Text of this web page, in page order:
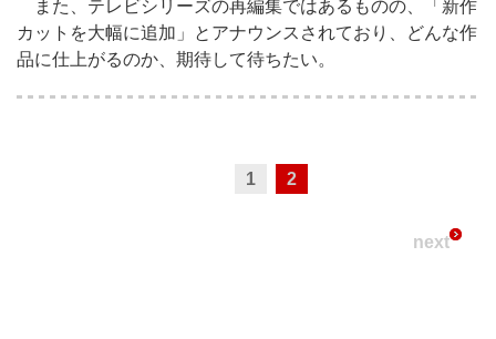
また、テレビシリーズの再編集ではあるものの、「新作
カットを大幅に追加」とアナウンスされており、どんな作
品に仕上がるのか、期待して待ちたい。
1 2
next